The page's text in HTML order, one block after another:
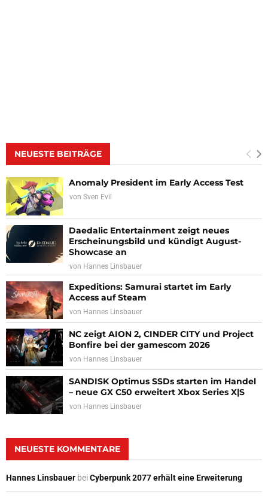
NEUESTE BEITRÄGE
Anomaly President im Early Access Test
von Sven Evil
Daedalic Entertainment zeigt neues
Erscheinungsbild und kündigt August-
Showcase an
von Hannes Linsbauer
Expeditions: Samurai startet im Early
Access auf Steam
von Hannes Linsbauer
NC zeigt AION 2, CINDER CITY und Project
Bonfire bei der gamescom 2026
von Hannes Linsbauer
SANDISK Optimus SSDs starten im Handel
– neue GX C50 erweitert Xbox Series X|S
von Hannes Linsbauer
NEUESTE KOMMENTARE
Hannes Linsbauer beiCyberpunk 2077 erhält eine Erweiterung